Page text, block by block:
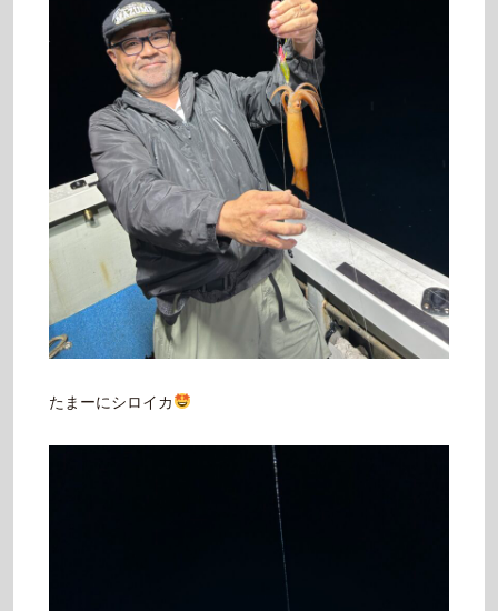
たまーにシロイカ